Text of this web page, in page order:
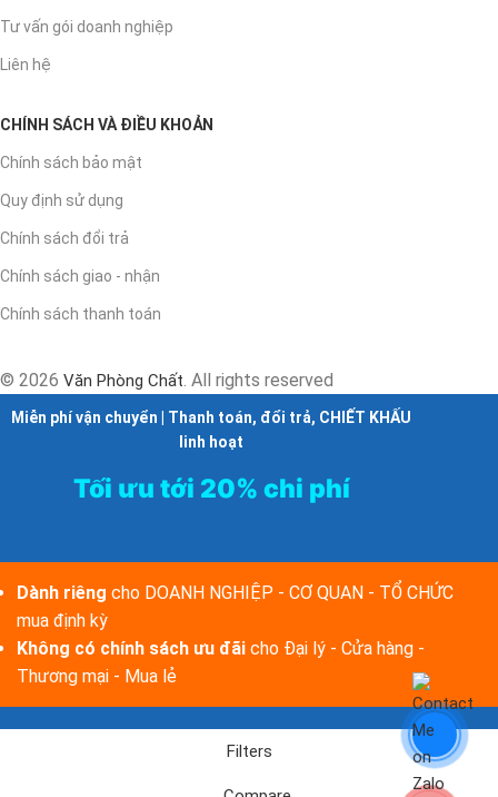
Tư vấn gói doanh nghiệp
Liên hệ
CHÍNH SÁCH VÀ ĐIỀU KHOẢN
Chính sách bảo mật
Quy định sử dụng
Chính sách đổi trả
Chính sách giao - nhận
Chính sách thanh toán
© 2026 Văn Phòng Chất. All rights reserved
Miễn phí vận chuyển | Thanh toán, đổi trả, CHIẾT KHẤU
linh hoạt
Tối ưu tới 20% chi phí
Dành riêng cho DOANH NGHIỆP - CƠ QUAN - TỔ CHỨC
mua định kỳ
Không có chính sách ưu đãi cho Đại lý - Cửa hàng -
Thương mại - Mua lẻ
Filters